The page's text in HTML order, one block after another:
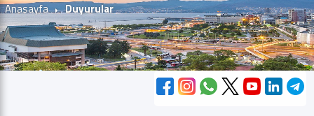
Anasayfa Duyurular